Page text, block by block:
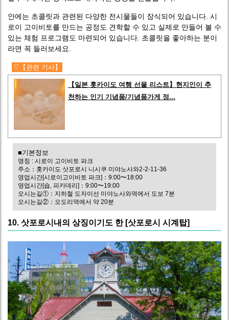
안에는 초콜릿과 관련된 다양한 전시물들이 장식되어 있습니다. 시
로이 고이비토를 만드는 공정도 견학할 수 있고 실제로 만들어 볼 수
있는 체험 프로그램도 마련되어 있습니다. 초콜릿을 좋아하는 분이
라면 꼭 들러보세요.
▽【관련 기사】
【일본 홋카이도 여행 선물 리스트】현지인이 추
천하는 인기 기념품/기념품가게 정...
■기본정보
명칭 : 시로이 고이비토 파크
주소：홋카이도 삿포로시 니시쿠 미야노사와2-2-11-36
영업시간[시로이고이비토 파크]：9:00〜18:00
영업시간[숍, 피카데리]：9:00〜19:00
오시는길①：지하철 도자이선 미야노사와역에서 도보 7분
오시는길②：오도리역에서 약 20분
10. 삿포로시내의 상징이기도 한 [삿포로시 시계탑]